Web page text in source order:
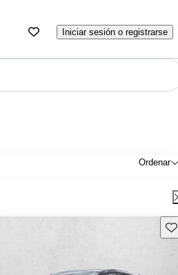
Iniciar sesión o registrarse
Ordenar